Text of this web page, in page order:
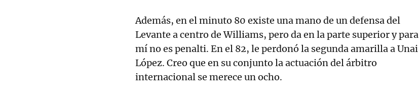
Además, en el minuto 80 existe una mano de un defensa del
Levante a centro de Williams, pero da en la parte superior y para
mí no es penalti. En el 82, le perdonó la segunda amarilla a Unai
López. Creo que en su conjunto la actuación del árbitro
internacional se merece un ocho.